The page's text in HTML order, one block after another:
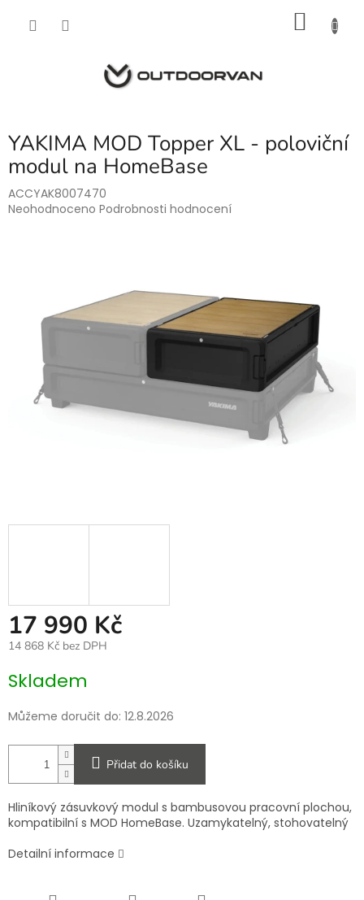
YAKIMA MOD Topper XL - poloviční
modul na HomeBase
ACCYAK8007470
Průměrné
hvězdiček.
Neohodnoceno Podrobnosti hodnocení
17 990 Kč
14 868 Kč bez DPH
cena:
Skladem
Můžeme doručit do: 12.8.2026
Přidat do košíku
Hliníkový zásuvkový modul s bambusovou pracovní plochou,
kompatibilní s MOD HomeBase. Uzamykatelný, stohovatelný
Detailní informace